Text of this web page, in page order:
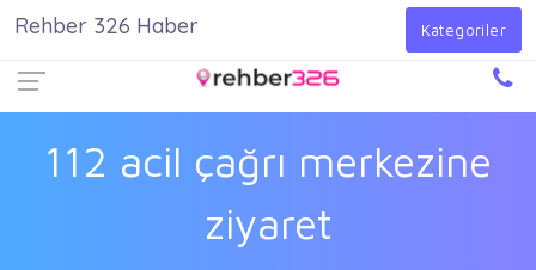
Giriş Yap
112 acil çağrı merkezine
ziyaret
Rehber 326 Haber Kategoriler